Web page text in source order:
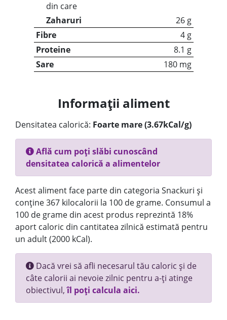
din care
Zaharuri
26 g
Fibre
4 g
Proteine
8.1 g
Sare
180 mg
Informații aliment
Densitatea calorică: Foarte mare (3.67kCal/g)
Află cum poți slăbi cunoscând
densitatea calorică a alimentelor
Acest aliment face parte din categoria Snackuri și
conține 367 kilocalorii la 100 de grame. Consumul a
100 de grame din acest produs reprezintă 18%
aport caloric din cantitatea zilnică estimată pentru
un adult (2000 kCal).
Dacă vrei să afli necesarul tău caloric și de
câte calorii ai nevoie zilnic pentru a-ți atinge
obiectivul,îl poți calcula aici.